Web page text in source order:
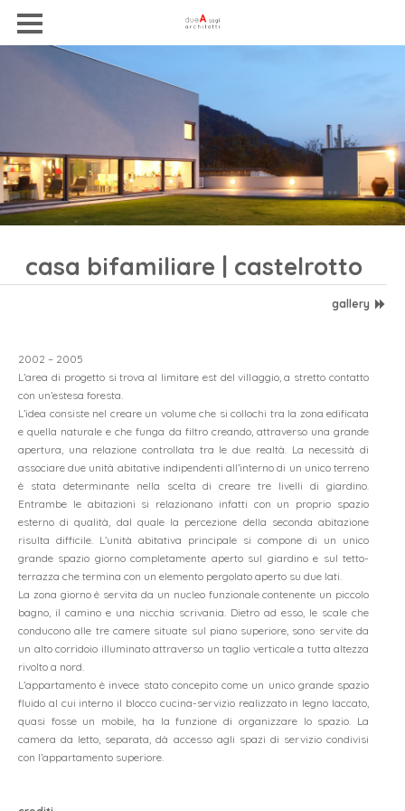
home
chi siamo
progetti
contatto
dueA architetti sagl
casa bifamiliare | castelrotto
gallery
2002 – 2005
L’area di progetto si trova al limitare est del villaggio, a stretto contatto
con un’estesa foresta.
L’idea consiste nel creare un volume che si collochi tra la zona edificata
e quella naturale e che funga da filtro creando, attraverso una grande
apertura, una relazione controllata tra le due realtà. La necessità di
associare due unità abitative indipendenti all’interno di un unico terreno
è stata determinante nella scelta di creare tre livelli di giardino.
Entrambe le abitazioni si relazionano infatti con un proprio spazio
esterno di qualità, dal quale la percezione della seconda abitazione
risulta difficile. L’unità abitativa principale si compone di un unico
grande spazio giorno completamente aperto sul giardino e sul tetto-
terrazza che termina con un elemento pergolato aperto su due lati.
La zona giorno è servita da un nucleo funzionale contenente un piccolo
bagno, il camino e una nicchia scrivania. Dietro ad esso, le scale che
conducono alle tre camere situate sul piano superiore, sono servite da
un alto corridoio illuminato attraverso un taglio verticale a tutta altezza
rivolto a nord.
L’appartamento è invece stato concepito come un unico grande spazio
fluido al cui interno il blocco cucina-servizio realizzato in legno laccato,
quasi fosse un mobile, ha la funzione di organizzare lo spazio. La
camera da letto, separata, dà accesso agli spazi di servizio condivisi
con l’appartamento superiore.